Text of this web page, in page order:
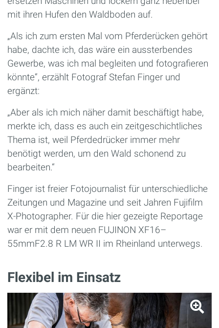
mit ihren Hufen den Waldboden auf.
„Als ich zum ersten Mal vom Pferderücken gehört
habe, dachte ich, das wäre ein aussterbendes
Gewerbe, was ich mal begleiten und fotografieren
könnte“, erzählt Fotograf Stefan Finger und
ergänzt:
„Aber als ich mich näher damit beschäftigt habe,
merkte ich, dass es auch ein zeitgeschichtliches
Thema ist, weil Pferdedrücker immer mehr
benötigt werden, um den Wald schonend zu
bearbeiten.“
Finger ist freier Fotojournalist für unterschiedliche
Zeitungen und Magazine und seit Jahren Fujifilm
X-Photographer. Für die hier gezeigte Reportage
war er mit dem neuen FUJINON XF16–
55mmF2.8 R LM WR II im Rheinland unterwegs.
Flexibel im Einsatz